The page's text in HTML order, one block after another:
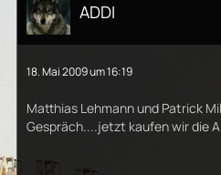
ADDI
18. Mai 2009 um 16:19
Matthias Lehmann und Patrick
Gespräch....jetzt kaufen wir die